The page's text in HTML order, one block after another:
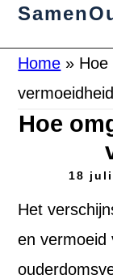
Home » Hoe
vermoeidheid
Hoe
18 juli
Het
en vermoeid